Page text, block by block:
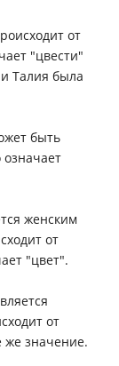
от
"цвести"
Талия была
быть
женским
от
"цвет".
от
же значение.